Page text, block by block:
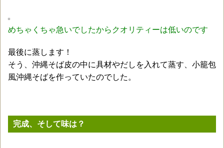
めちゃくちゃ急いでしたからクオリティーは低いのです
最後に蒸します！
そう、沖縄そば皮の中に具材やだしを入れて蒸す、小籠包
風沖縄そばを作っていたのでした。
完成、そして味は？